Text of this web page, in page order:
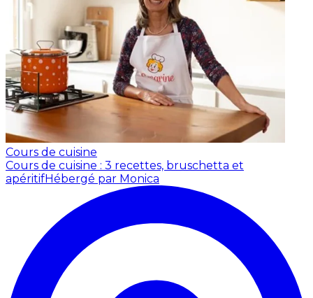
Cours de cuisine
Cours de cuisine : 3 recettes, bruschetta et
apéritifHébergé par Monica